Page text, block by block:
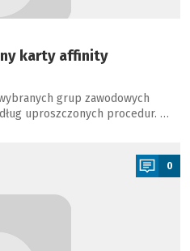
karty affinity
grup zawodowych
uproszczonych procedur. …
0